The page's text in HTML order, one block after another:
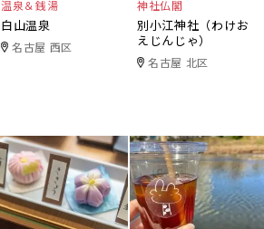
温泉＆銭湯
白山温泉
名古屋 西区
神社仏閣
別小江神社（わけお
えじんじゃ）
名古屋 北区